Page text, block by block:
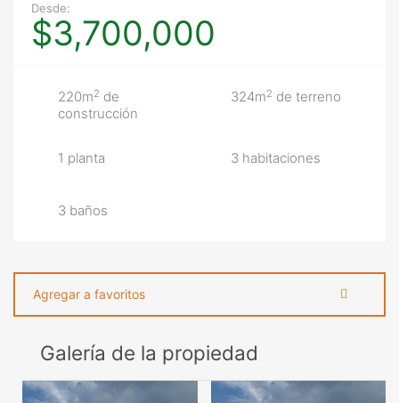
Desde:
$3,700,000
220m2 de
construcción
324m2 de terreno
1 planta 3 habitaciones
3 baños
Agregar a favoritos
Galería de la propiedad